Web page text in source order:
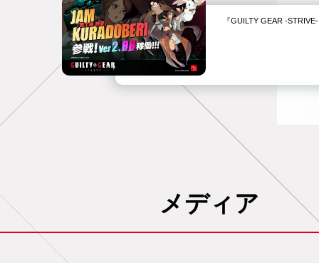
『GUILTY GEAR -
メディア